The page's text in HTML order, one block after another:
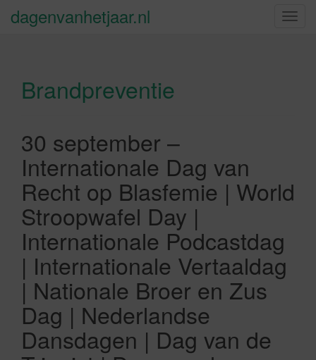
S
g
dagenvanhetjaar.nl
Brandpreventie
30 september –
Internationale Dag van
Recht op Blasfemie | World
Stroopwafel Day |
Internationale Podcastdag
| Internationale Vertaaldag
| Nationale Broer en Zus
Dag | Nederlandse
Dansdagen | Dag van de